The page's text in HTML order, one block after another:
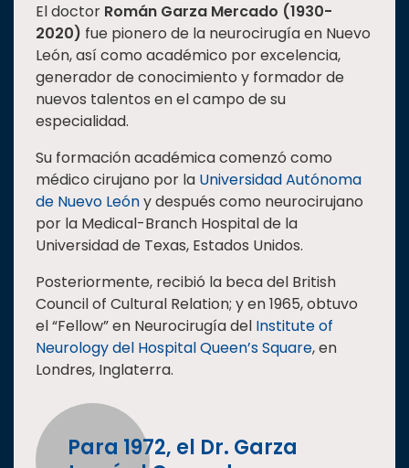
Oferta
educativa
Estudiantes
Internacionalización
Responsabilidad
social
Historia
Universiada
Nacional
El doctor Román Garza Mercado (1930-
2020) fue pionero de la neurocirugía en Nuevo
León, así como académico por excelencia,
generador de conocimiento y formador de
nuevos talentos en el campo de su
especialidad.
Su formación académica comenzó como
médico cirujano por la Universidad Autónoma
de Nuevo Leóny después como neurocirujano
por la Medical-Branch Hospital de la
Universidad de Texas, Estados Unidos.
Posteriormente, recibió la beca del British
Council of Cultural Relation; y en 1965, obtuvo
el “Fellow” en Neurocirugía del Institute of
Neurology del Hospital Queen’s Square, en
Londres, Inglaterra.
Para 1972, el Dr. Garza